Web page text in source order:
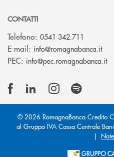
CONTATTI
Telefono: 0541 342.711
E-mail: info@romagnabanca.it(si
PEC: info@pec.romagnabanca.it
© 2026 RomagnaBanca Credito
al Gruppo IVA Cassa Centrale
|